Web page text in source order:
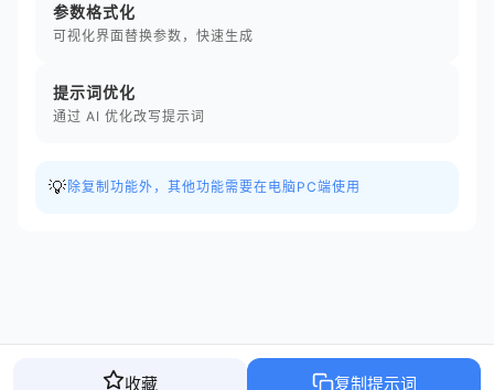
参数格式化
可视化界面替换参数，快速生成
提示词优化
通过 AI 优化改写提示词
💡 除复制功能外，其他功能需要在电脑PC端使用
收藏 复制提示词